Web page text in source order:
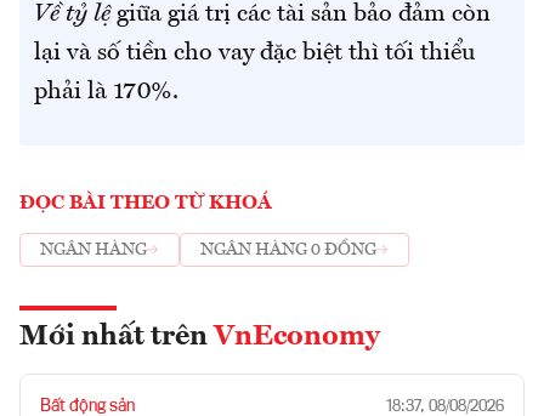
Về tỷ lệgiữa giá trị các tài sản bảo đảm còn
lại và số tiền cho vay đặc biệt thì tối thiểu
phải là 170%.
ĐỌC BÀI THEO TỪ KHOÁ
NGÂN HÀNG NGÂN HÀNG 0 ĐỒNG
Mới nhất trên VnEconomy
Bất động sản 18:37, 08/08/2026